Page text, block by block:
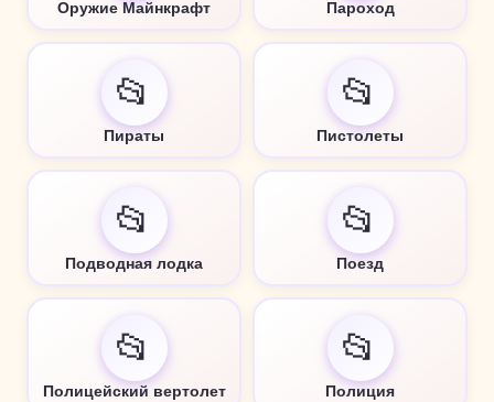
Оружие Майнкрафт Пароход
📂
Пираты
📂
Пистолеты
📂
Подводная лодка
📂
Поезд
📂
Полицейский вертолет
📂
Полиция